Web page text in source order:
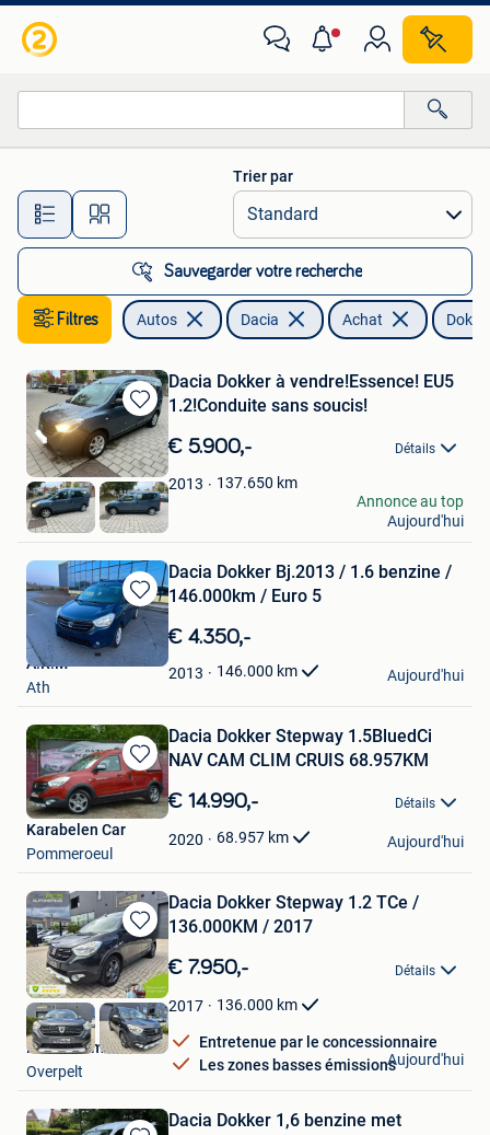
Toutes les distances…
Trier par
Sauvegarder votre recherche
Filtres Autos Dacia Achat
Sauvegarder
dans
Mes
Favoris
Dacia Dokker à vendre!Essence! EU5
1.2!Conduite sans soucis!
€ 5.900,- Détails
2013 137.650 km
kurt
Wilrijk
Annonce au top
Aujourd'hui
Sauvegarder
dans
Mes
Favoris
Dacia Dokker Bj.2013 / 1.6 benzine /
146.000km / Euro 5
€ 4.350,-
2013 146.000 km
A.R.M
Ath
Aujourd'hui
Sauvegarder
dans
Mes
Favoris
Dacia Dokker Stepway 1.5BluedCi
NAV CAM CLIM CRUIS 68.957KM
€ 14.990,- Détails
2020 68.957 km
Karabelen Car
Pommeroeul
Aujourd'hui
Sauvegarder
dans
Mes
Favoris
Dacia Dokker Stepway 1.2 TCe /
136.000KM / 2017
€ 7.950,- Détails
2017 136.000 km
Entretenue par le concessionnaire
Les zones basses émissions
PCS Automotive
Overpelt
Aujourd'hui
Dacia Dokker 1,6 benzine met